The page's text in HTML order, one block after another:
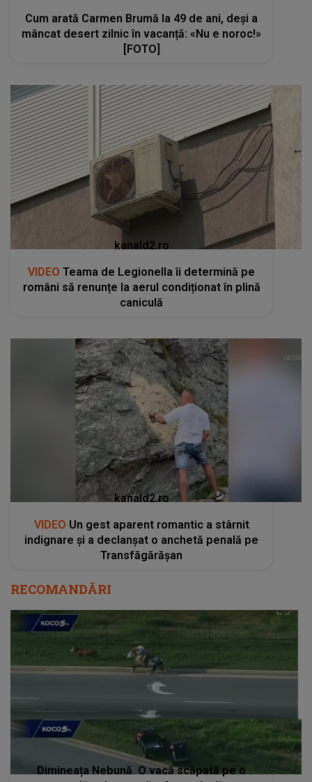
Cum arată Carmen Brumă la 49 de ani, deși a
mâncat desert zilnic în vacanță: «Nu e noroc!»
[FOTO]
kanald2.ro
VIDEO Teama de Legionella îi determină pe
români să renunțe la aerul condiționat în plină
caniculă
kanald2.ro
VIDEO Un gest aparent romantic a stârnit
indignare și a declanșat o anchetă penală pe
Transfăgărășan
RECOMANDĂRI
Dimineața Nebună. O vacă scăpată pe o